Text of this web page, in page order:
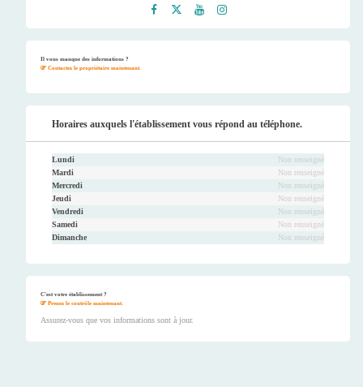
Il vous manque des informations ?
Contactez le propriétaire maintenant.
Horaires auxquels l'établissement vous répond au téléphone.
Lundi
Non renseigné
Mardi
Non renseigné
Mercredi
Non renseigné
Jeudi
Non renseigné
Vendredi
Non renseigné
Samedi
Non renseigné
Dimanche
Non renseigné
C'est votre établissement ?
Prenez le contrôle maintenant.
Assurez-vous que vos informations sont à jour.